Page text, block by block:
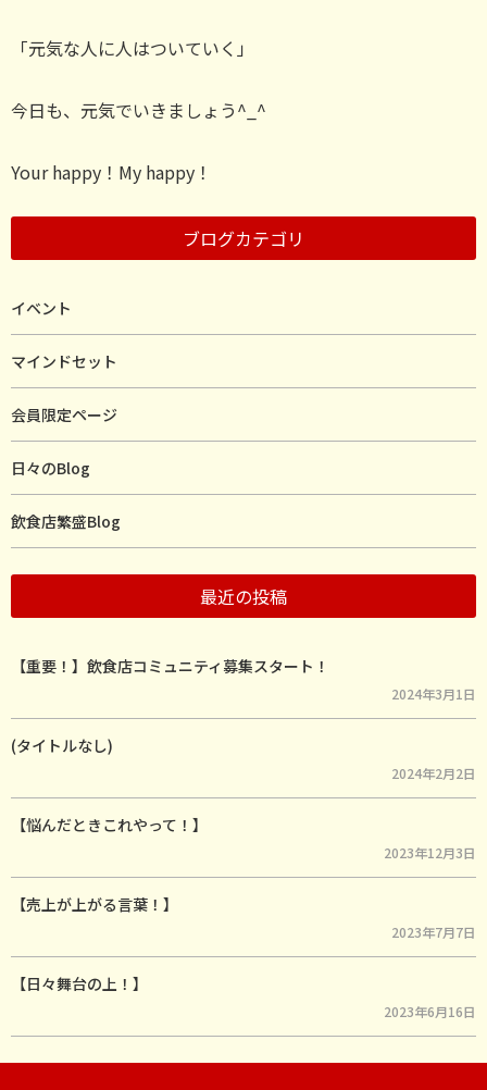
「元気な人に人はついていく」
今日も、元気でいきましょう^_^
Your happy！My happy！
ブログカテゴリ
イベント
マインドセット
会員限定ページ
日々のBlog
飲食店繁盛Blog
最近の投稿
【重要！】飲食店コミュニティ募集スタート！
2024年3月1日
(タイトルなし)
2024年2月2日
【悩んだときこれやって！】
2023年12月3日
【売上が上がる言葉！】
2023年7月7日
【日々舞台の上！】
2023年6月16日